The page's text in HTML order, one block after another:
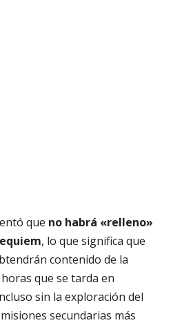
que no habrá «relleno»
, lo que significa que
contenido de la
que se tarda en
sin la exploración del
secundarias más